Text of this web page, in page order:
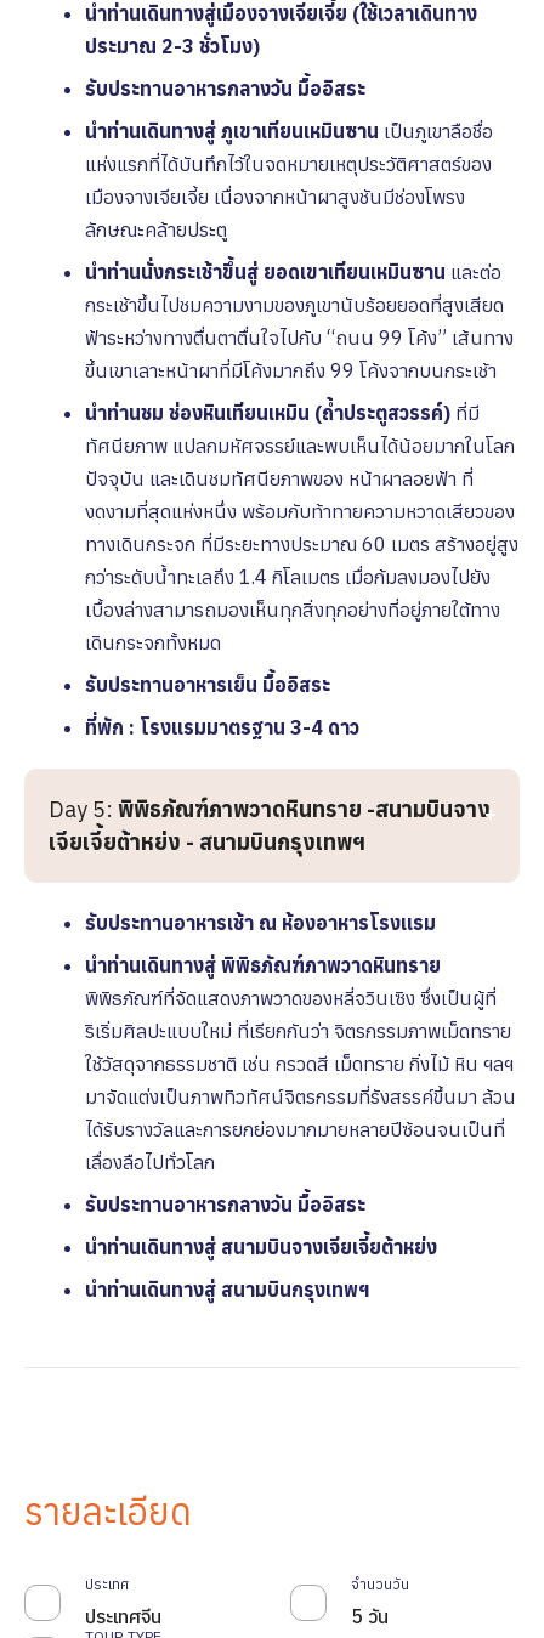
นำท่านเดินทางสู่เมืองจางเจียเจี้ย (ใช้เวลาเดินทาง
ประมาณ 2-3 ชั่วโมง)
รับประทานอาหารกลางวัน มื้ออิสระ
นำท่านเดินทางสู่ ภูเขาเทียนเหมินซาน เป็นภูเขาลือชื่อ
แห่งแรกที่ได้บันทึกไว้ในจดหมายเหตุประวัติศาสตร์ของ
เมืองจางเจียเจี้ย เนื่องจากหน้าผาสูงชันมีช่องโพรง
ลักษณะคล้ายประตู
นำท่านนั่งกระเช้าขึ้นสู่ ยอดเขาเทียนเหมินซาน และต่อ
กระเช้าขึ้นไปชมความงามของภูเขานับร้อยยอดที่สูงเสียด
ฟ้าระหว่างทางตื่นตาตื่นใจไปกับ “ถนน 99 โค้ง” เส้นทาง
ขึ้นเขาเลาะหน้าผาที่มีโค้งมากถึง 99 โค้งจากบนกระเช้า
นำท่านชม ช่องหินเทียนเหมิน (ถ้ำประตูสวรรค์) ที่มี
ทัศนียภาพ แปลกมหัศจรรย์และพบเห็นได้น้อยมากในโลก
ปัจจุบัน และเดินชมทัศนียภาพของ หน้าผาลอยฟ้า ที่
งดงามที่สุดแห่งหนึ่ง พร้อมกับท้าทายความหวาดเสียวของ
ทางเดินกระจก ที่มีระยะทางประมาณ 60 เมตร สร้างอยู่สูง
กว่าระดับน้ำทะเลถึง 1.4 กิโลเมตร เมื่อก้มลงมองไปยัง
เบื้องล่างสามารถมองเห็นทุกสิ่งทุกอย่างที่อยู่ภายใต้ทาง
เดินกระจกทั้งหมด
รับประทานอาหารเย็น มื้ออิสระ
ที่พัก : โรงแรมมาตรฐาน 3-4 ดาว
Day 5: พิพิธภัณฑ์ภาพวาดหินทราย -สนามบินจาง
เจียเจี้ยต้าหย่ง - สนามบินกรุงเทพฯ
รับประทานอาหารเช้า ณ ห้องอาหารโรงเเรม
นำท่านเดินทางสู่ พิพิธภัณฑ์ภาพวาดหินทราย
พิพิธภัณฑ์ที่จัดแสดงภาพวาดของหลี่จวินเซิง ซึ่งเป็นผู้ที่
ริเริ่มศิลปะแบบใหม่ ที่เรียกกันว่า จิตรกรรมภาพเม็ดทราย
ใช้วัสดุจากธรรมชาติ เช่น กรวดสี เม็ดทราย กิ่งไม้ หิน ฯลฯ
มาจัดแต่งเป็นภาพทิวทัศน์จิตรกรรมที่รังสรรค์ขึ้นมา ล้วน
ได้รับรางวัลและการยกย่องมากมายหลายปีซ้อนจนเป็นที่
เลื่องลือไปทั่วโลก
รับประทานอาหารกลางวัน มื้ออิสระ
นำท่านเดินทางสู่ สนามบินจางเจียเจี้ยต้าหย่ง
นำท่านเดินทางสู่ สนามบินกรุงเทพฯ
รายละเอียด
ประเทศ
ประเทศจีน
จำนวนวัน
5 วัน